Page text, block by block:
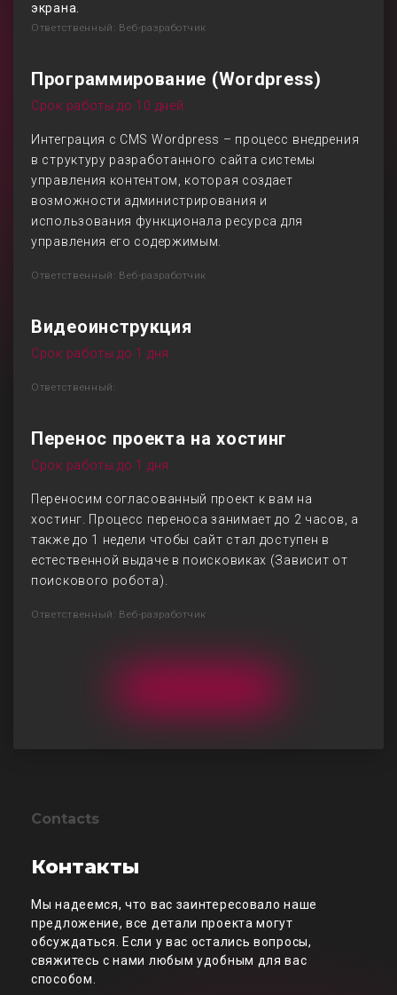
экрана.
Ответственный: Веб-разработчик
Программирование (Wordpress)
Срок работы до 10 дней
Интеграция с CMS Wordpress – процесс внедрения
в структуру разработанного сайта системы
управления контентом, которая создает
возможности администрирования и
использования функционала ресурса для
управления его содержимым.
Ответственный: Веб-разработчик
Видеоинструкция
Срок работы до 1 дня
Ответственный:
Перенос проекта на хостинг
Срок работы до 1 дня
Переносим согласованный проект к вам на
хостинг. Процесс переноса занимает до 2 часов, а
также до 1 недели чтобы сайт стал доступен в
естественной выдаче в поисковиках (Зависит от
поискового робота).
Ответственный: Веб-разработчик
Contacts
Контакты
Мы надеемся, что вас заинтересовало наше
предложение, все детали проекта могут
обсуждаться. Если у вас остались вопросы,
свяжитесь с нами любым удобным для вас
способом.